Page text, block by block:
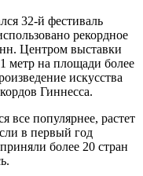
32-й фестиваль
рекордное
Центром выставки
метр на площади более
искусства
Гиннесса.
все популярнее, растет
в первый год
более 20 стран